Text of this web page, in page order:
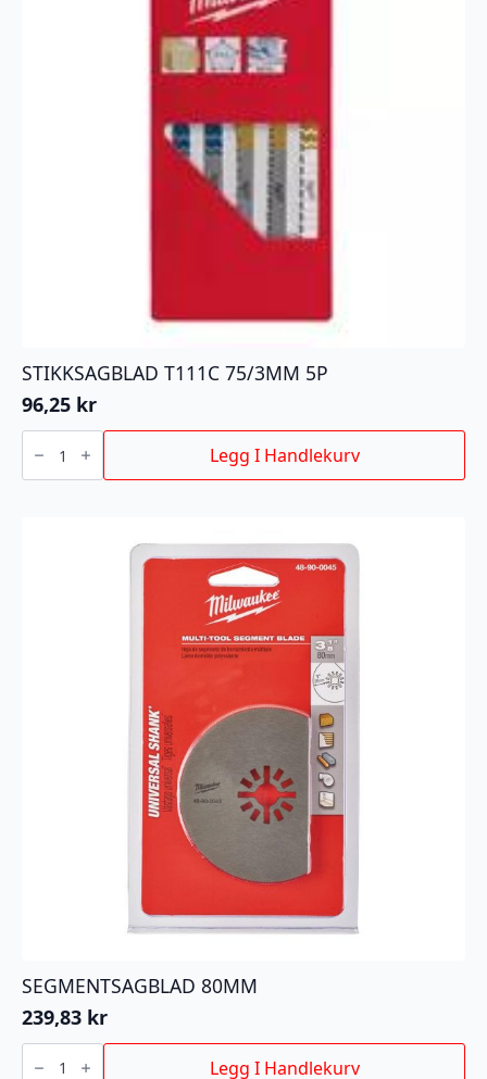
STIKKSAGBLAD T111C 75/3MM 5P
96,25 kr
STIKKSAGBLAD
T111C
75/3MM
5P
Legg I Handlekurv
SEGMENTSAGBLAD 80MM
239,83 kr
SEGMENTSAGBLAD
80MM Legg I Handlekurv